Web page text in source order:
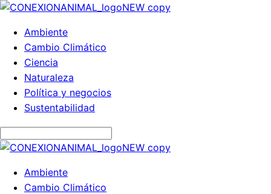
Ambiente
Cambio Climático
Ciencia
Naturaleza
Política y negocios
Sustentabilidad
Ambiente
Cambio Climático